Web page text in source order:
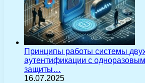
Принципы работы системы
аутентификации с
защиты…
16.07.2025